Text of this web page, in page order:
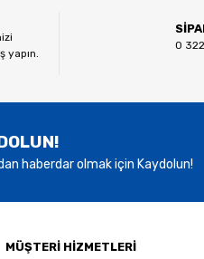
yapın.
0
haberdar olmak için Kaydolun!
MÜŞTERİ HİZMETLERİ